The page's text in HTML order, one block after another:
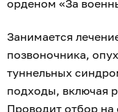
орденом «За
Занимается
позвоночника,
туннельных
подходы, включая
Проводит отбор